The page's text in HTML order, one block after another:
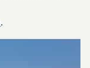
.